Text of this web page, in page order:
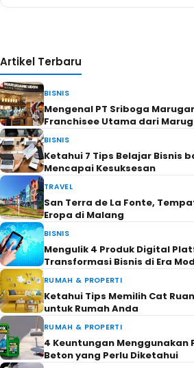
Artikel Terbaru
BISNIS
Mengenal PT Sriboga
Franchisee Utama dari
BISNIS
Ketahui 7 Tips Belajar Bisnis
Mencapai Kesuksesan
TRAVEL
San Terra de La Fonte,
Eropa di Malang
BISNIS
Mengulik 4 Produk Digital
Transformasi Bisnis di Era
RUMAH & PROPERTI
Ketahui Tips Memilih Cat
untuk Rumah Anda
RUMAH & PROPERTI
4 Keuntungan Menggunakan
Beton yang Perlu Diketahui